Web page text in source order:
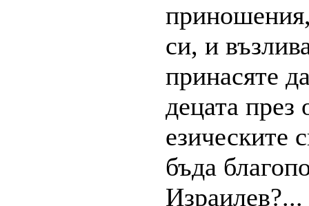
си, и
принасяте
децата през
езическите
бъда